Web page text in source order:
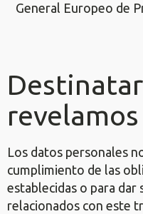
General Europeo de
Los datos personales
cumplimiento de las
establecidas o para
relacionados con este